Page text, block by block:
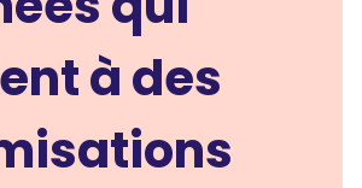
à des